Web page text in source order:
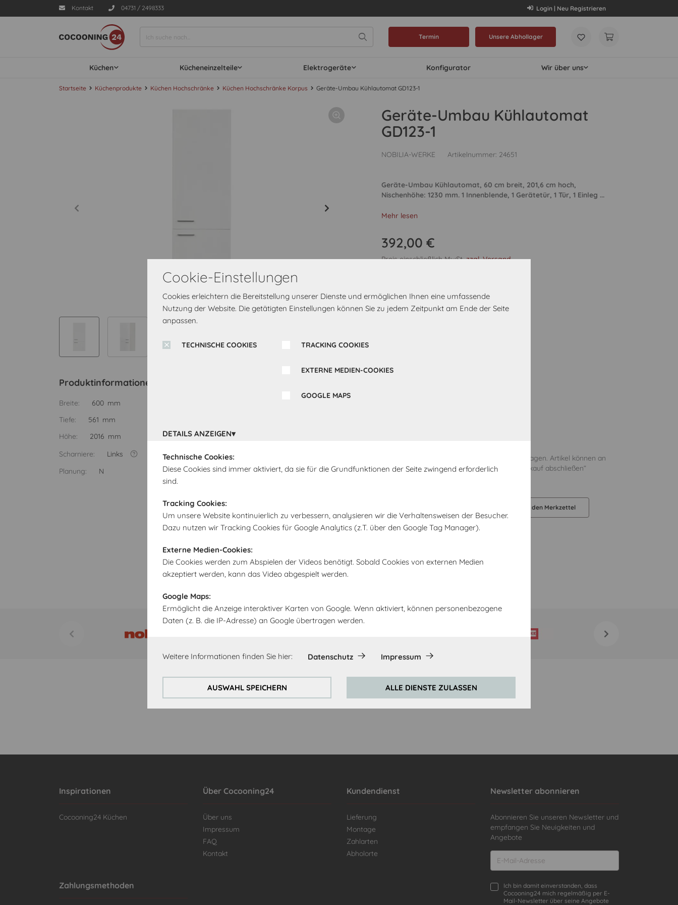
Cookie-Einstellungen
Cookies erleichtern die Bereitstellung unserer Dienste und ermöglichen Ihnen eine umfassende
Nutzung der Website. Die getätigten Einstellungen können Sie zu jedem Zeitpunkt am Ende der Seite
anpassen.
TECHNISCHE COOKIES TRACKING COOKIES
EXTERNE MEDIEN-COOKIES
GOOGLE MAPS
DETAILS ANZEIGEN
Technische Cookies:
Diese Cookies sind immer aktiviert, da sie für die Grundfunktionen der Seite zwingend erforderlich
sind.
Tracking Cookies:
Um unsere Website kontinuierlich zu verbessern, analysieren wir die Verhaltensweisen der Besucher.
Dazu nutzen wir Tracking Cookies für Google Analytics (z.T. über den Google Tag Manager).
Externe Medien-Cookies:
Die Cookies werden zum Abspielen der Videos benötigt. Sobald Cookies von externen Medien
akzeptiert werden, kann das Video abgespielt werden.
Google Maps:
Ermöglicht die Anzeige interaktiver Karten von Google. Wenn aktiviert, können personenbezogene
Daten (z. B. die IP-Adresse) an Google übertragen werden.
Weitere Informationen finden Sie hier: Datenschutz Impressum
AUSWAHL SPEICHERN ALLE DIENSTE ZULASSEN
Kontakt 04731 / 2498333 Login | Neu Registrieren
Termin Unsere Abhollager
Küchen Kücheneinzelteile Elektrogeräte Konfigurator Wir über uns
Startseite Küchenprodukte Küchen Hochschränke Küchen Hochschränke Korpus Geräte-Umbau Kühlautomat GD123-1
Produktinformationen
Breite:
600 mm
Tiefe:
561 mm
Höhe:
2016 mm
Scharniere:
Links
Planung:
N
Geräte-Umbau Kühlautomat
GD123-1
NOBILIA-WERKE Artikelnummer: 24651
Geräte-Umbau Kühlautomat, 60 cm breit, 201,6 cm hoch,
Nischenhöhe: 1230 mm. 1 Innenblende, 1 Gerätetür, 1 Tür, 1 Einleg ...
Mehr lesen
392,00 €
Preis einschließlich MwSt.zzgl. Versand
Bereit zur Lieferung oder Abholung in 5 Werktagen. Artikel können an
eine Direktadresse oder an den im Schritt „Einkauf abschließen“
Auf den Merkzettel
Inspirationen
Cocooning24 Küchen
Über Cocooning24
Über uns
Impressum
FAQ
Kontakt
Kundendienst
Lieferung
Montage
Zahlarten
Abholorte
Newsletter abonnieren
Abonnieren Sie unseren Newsletter und
empfangen Sie Neuigkeiten und
Angebote
Ich bin damit einverstanden, dass
Cocooning24 mich regelmäßig per E-
Mail-Newsletter über seine Angebote
Zahlungsmethoden